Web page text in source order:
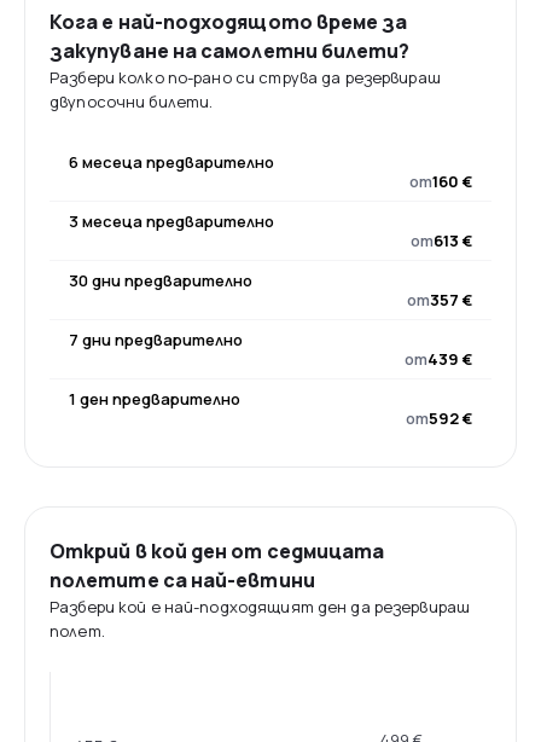
Кога е най-подходящото време за
закупуване на самолетни билети?
Разбери колко по-рано си струва да резервираш
двупосочни билети.
6 месеца предварително
от160 €
3 месеца предварително
от613 €
30 дни предварително
от357 €
7 дни предварително
от439 €
1 ден предварително
от592 €
Открий в кой ден от седмицата
полетите са най-евтини
Разбери кой е най-подходящият ден да резервираш
полет.